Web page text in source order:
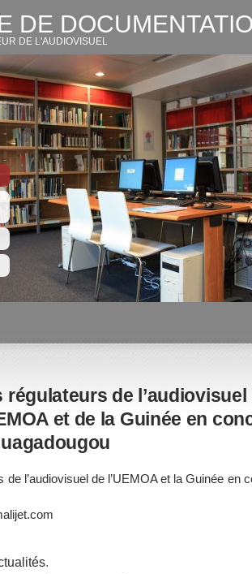
DE
DE L'AUDIOVISUEL
régulateurs de l’audiovisuel
et de la Guinée en
de l’audiovisuel de l’UEMOA et la Guinée en
.